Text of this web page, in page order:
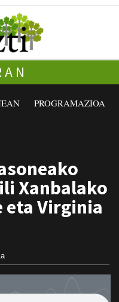
PROGRAMAZIOA
Xanbalako
eta Virginia